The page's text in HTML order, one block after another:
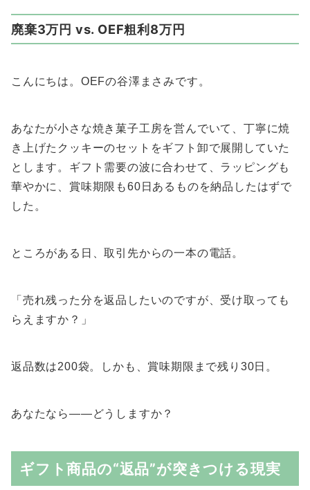
廃棄3万円 vs. OEF粗利8万円
こんにちは。OEFの谷澤まさみです。
あなたが小さな焼き菓子工房を営んでいて、丁寧に焼
き上げたクッキーのセットをギフト卸で展開していた
とします。ギフト需要の波に合わせて、ラッピングも
華やかに、賞味期限も60日あるものを納品したはずで
した。
ところがある日、取引先からの一本の電話。
「売れ残った分を返品したいのですが、受け取っても
らえますか？」
返品数は200袋。しかも、賞味期限まで残り30日。
あなたなら——どうしますか？
ギフト商品の“返品”が突きつける現実